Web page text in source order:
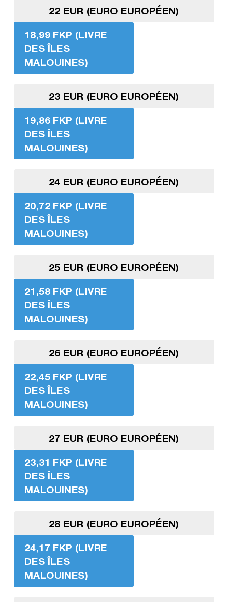
22 EUR (EURO EUROPÉEN)
18,99 FKP (LIVRE
DES ÎLES
MALOUINES)
23 EUR (EURO EUROPÉEN)
19,86 FKP (LIVRE
DES ÎLES
MALOUINES)
24 EUR (EURO EUROPÉEN)
20,72 FKP (LIVRE
DES ÎLES
MALOUINES)
25 EUR (EURO EUROPÉEN)
21,58 FKP (LIVRE
DES ÎLES
MALOUINES)
26 EUR (EURO EUROPÉEN)
22,45 FKP (LIVRE
DES ÎLES
MALOUINES)
27 EUR (EURO EUROPÉEN)
23,31 FKP (LIVRE
DES ÎLES
MALOUINES)
28 EUR (EURO EUROPÉEN)
24,17 FKP (LIVRE
DES ÎLES
MALOUINES)